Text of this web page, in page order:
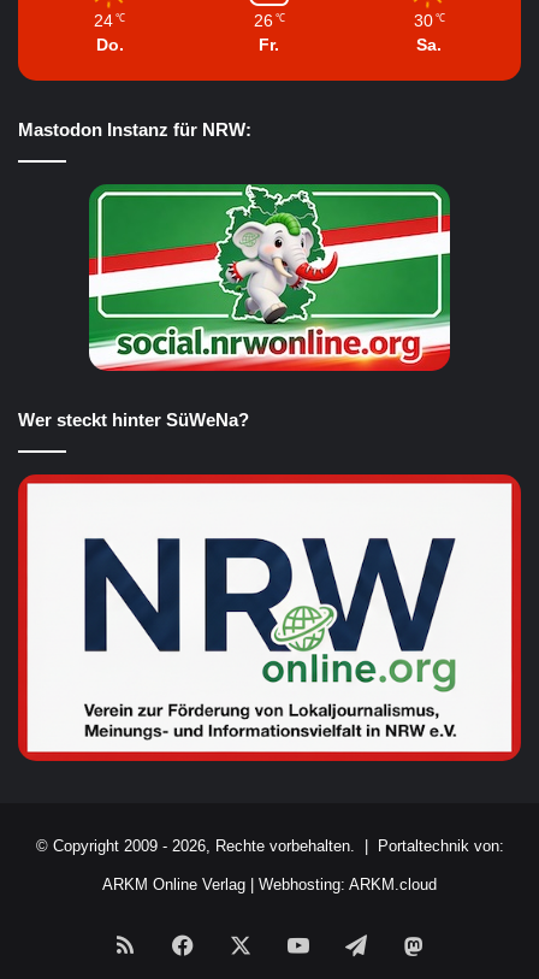
24 ℃
Do.
26 ℃
Fr.
30 ℃
Sa.
Mastodon Instanz für NRW:
Wer steckt hinter SüWeNa?
© Copyright 2009 - 2026, Rechte vorbehalten. | Portaltechnik von:
ARKM Online Verlag Webhosting: ARKM.cloud
RSS Facebook YouTubeTelegram